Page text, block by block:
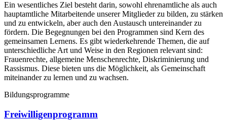
Ein wesentliches Ziel besteht darin, sowohl ehrenamtliche als auch
hauptamtliche Mitarbeitende unserer Mitglieder zu bilden, zu stärken
und zu entwickeln, aber auch den Austausch untereinander zu
fördern. Die Begegnungen bei den Programmen sind Kern des
gemeinsamen Lernens. Es gibt wiederkehrende Themen, die auf
unterschiedliche Art und Weise in den Regionen relevant sind:
Frauenrechte, allgemeine Menschenrechte, Diskriminierung und
Rassismus. Diese bieten uns die Möglichkeit, als Gemeinschaft
miteinander zu lernen und zu wachsen.
Bildungsprogramme
Freiwilligenprogramm